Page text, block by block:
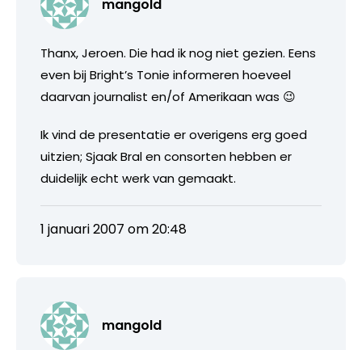
mangold
Thanx, Jeroen. Die had ik nog niet gezien. Eens
even bij Bright’s Tonie informeren hoeveel
daarvan journalist en/of Amerikaan was 😉
Ik vind de presentatie er overigens erg goed
uitzien; Sjaak Bral en consorten hebben er
duidelijk echt werk van gemaakt.
1 januari 2007 om 20:48
mangold